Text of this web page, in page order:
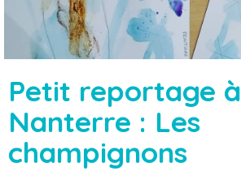
Petit reportage à
Nanterre : Les
champignons